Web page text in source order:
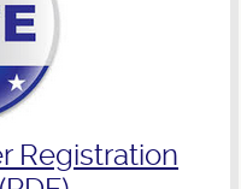
Registration